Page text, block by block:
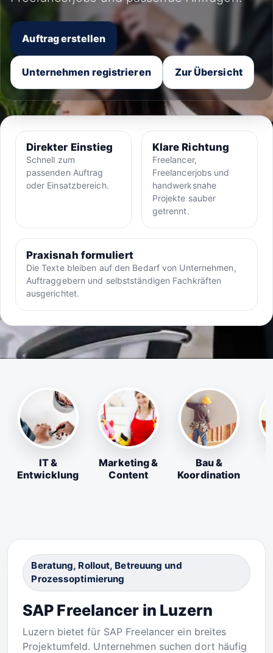
Auftrag erstellen
Unternehmen registrieren Zur Übersicht
Direkter Einstieg
Schnell zum
passenden Auftrag
oder Einsatzbereich.
Klare Richtung
Freelancer,
Freelancerjobs und
handwerksnahe
Projekte sauber
getrennt.
Praxisnah formuliert
Die Texte bleiben auf den Bedarf von Unternehmen,
Auftraggebern und selbstständigen Fachkräften
ausgerichtet.
IT &
Entwicklung
Marketing &
Content
Bau &
Koordination
Beratung, Rollout, Betreuung und
Prozessoptimierung
SAP Freelancer in Luzern
Luzern bietet für SAP Freelancer ein breites
Projektumfeld. Unternehmen suchen dort häufig